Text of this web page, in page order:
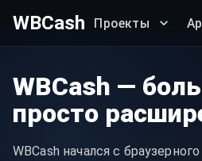
WBCash Проекты
WBCash —
просто
WBCash начался с